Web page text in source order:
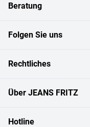
Beratung
Folgen Sie uns
Rechtliches
Über JEANS FRITZ
Hotline